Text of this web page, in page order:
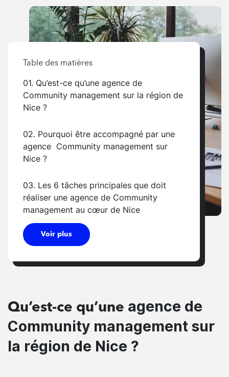
Table des matières
01. Qu’est-ce qu’une agence de
Community management sur la région de
Nice ?
02. Pourquoi être accompagné par une
agence Community management sur
Nice ?
03. Les 6 tâches principales que doit
réaliser une agence de Community
management au cœur de Nice
Voir plus
Qu’est-ce qu’une agence de
Community management sur
la région de Nice ?